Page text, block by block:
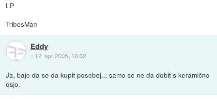
LP
TribesMan
Eddy
:: 12. apr 2005, 10:02
Ja, baje da se da kupit posebej... samo se ne da dobit s keramično
osjo.